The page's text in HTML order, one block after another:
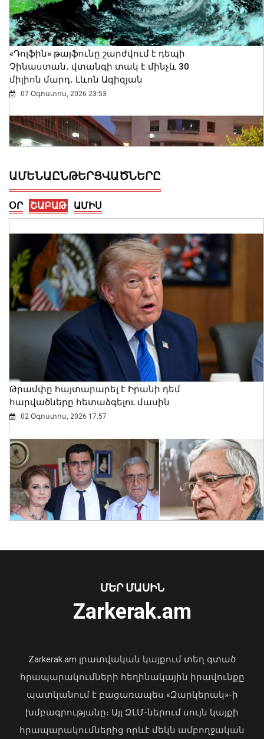
«Դոլֆին» թայֆունը շարժվում է դեպի
Չինաստան․ վտանգի տակ է մինչև 30
միլիոն մարդ․ Լևոն Ազիզյան
07 Օգոստոս, 2026 23:53
Երևանում արձանագրվել է առանց
իրավական հիմքերի վճարովի
ավտոկայանատեղի կազմակերպելու
07 Օգոստոս, 2026 23:30
Հայաստանի 7 շախմատիստ
ԱՄԵՆԱԸՆԹԵՐՑՎԱԾՆԵՐԸ
ՕՐ ՇԱԲԱԹ ԱՄԻՍ
Թրամփը հայտարարել է Իրանի դեմ
հարվածները հետաձգելու մասին
02 Օգոստոս, 2026 17:57
«Պարտվեցինք դաժան հիվանդության
04 Օգոստոս, 2026 19:12
ՄԵՐ ՄԱՍԻՆ
Zarkerak.am
Zarkerak.am լրատվական կայքում տեղ գտած
հրապարակումների հեղինակային իրավունքը
պատկանում է բացառապես «Զարկերակ»-ի
խմբագրությանը։ Այլ ԶԼՄ-ներում սույն կայքի
հրապարակումներից որևէ մեկն ամբողջական